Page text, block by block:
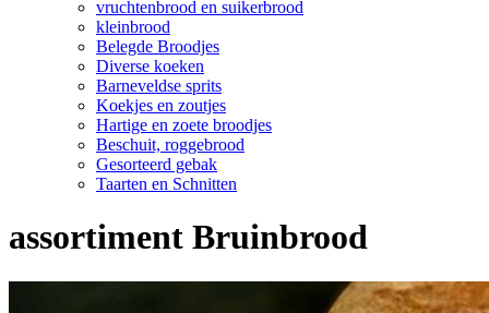
vruchtenbrood en suikerbrood
kleinbrood
Belegde Broodjes
Diverse koeken
Barneveldse sprits
Koekjes en zoutjes
Hartige en zoete broodjes
Beschuit, roggebrood
Gesorteerd gebak
Taarten en Schnitten
assortiment Bruinbrood